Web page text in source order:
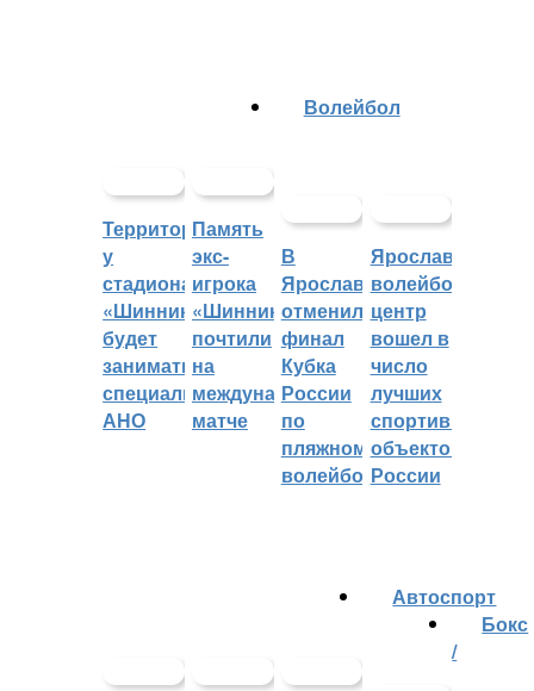
Территорией
у
стадиона
«Шинник»
будет
заниматься
специальное
АНО
Память
экс-
игрока
«Шинника»
почтили
на
международном
матче
Волейбол
В
Ярославле
отменили
финал
Кубка
России
по
пляжному
волейболу
Ярославский
волейбольный
центр
вошел в
число
лучших
спортивных
объектов
России
Автоспорт
Бокс
/